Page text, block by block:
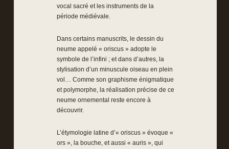
vocal sacré et les instruments de la
période médiévale.
Dans certains manuscrits, le dessin du
neume appelé « oriscus » adopte le
symbole de l’infini ; et dans d’autres, la
stylisation d’un minuscule oiseau en plein
vol… Comme son graphisme énigmatique
et polymorphe, la réalisation précise de ce
neume ornemental reste encore à
découvrir.
L’étymologie latine d’« oriscus » évoque «
ors », la bouche, et aussi « auris », qui